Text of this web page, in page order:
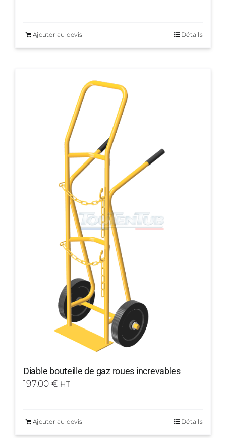
Ajouter au devis Détails
Diable bouteille de gaz roues increvables
197,00 € HT
Ajouter au devis Détails